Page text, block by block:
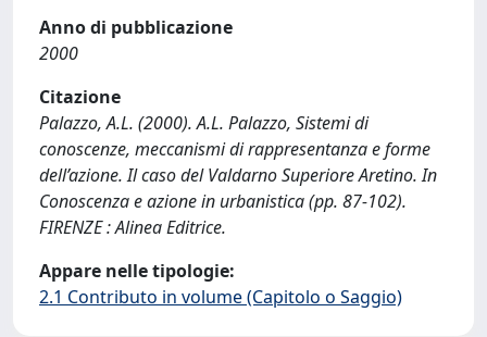
Anno di pubblicazione
2000
Citazione
Palazzo, A.L. (2000). A.L. Palazzo, Sistemi di
conoscenze, meccanismi di rappresentanza e forme
dell’azione. Il caso del Valdarno Superiore Aretino. In
Conoscenza e azione in urbanistica (pp. 87-102).
FIRENZE : Alinea Editrice.
Appare nelle tipologie:
2.1 Contributo in volume (Capitolo o Saggio)